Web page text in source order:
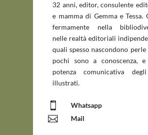
32 anni, editor, consulente
e mamma di Gemma e Tessa.
fermamente nella
nelle realtà editoriali
quali spesso nascondono
pochi sono a conoscenza,
potenza comunicativa
illustrati.
 Whatsapp
 Mail